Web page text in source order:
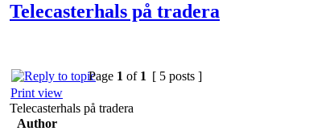
Telecasterhals på tradera
Page 1 of 1 [ 5 posts ]
Print view
Telecasterhals på tradera
Author